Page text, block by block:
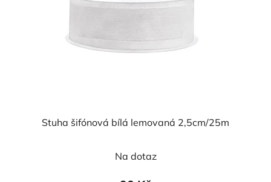
Stuha šifónová bílá lemovaná 2,5cm/25m
hodnocení
produktu
Na dotaz